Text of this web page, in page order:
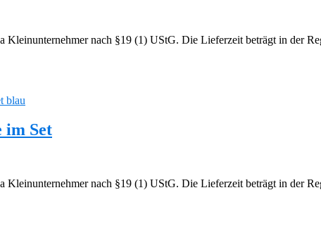
Kleinunternehmer nach §19 (1) UStG. Die Lieferzeit beträgt in der
im Set
Kleinunternehmer nach §19 (1) UStG. Die Lieferzeit beträgt in der